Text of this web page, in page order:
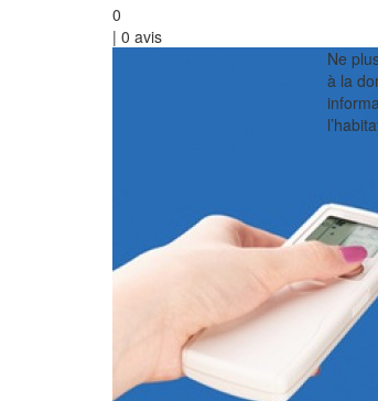
0
| 0 avis
Ne
à la